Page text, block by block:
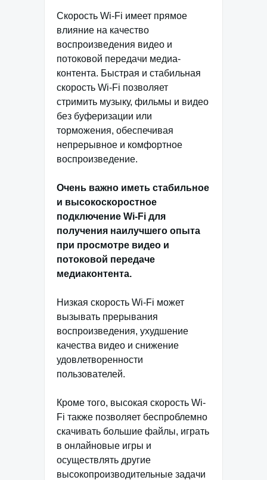
Скорость Wi-Fi имеет прямое
влияние на качество
воспроизведения видео и
потоковой передачи медиа-
контента. Быстрая и стабильная
скорость Wi-Fi позволяет
стримить музыку, фильмы и видео
без буферизации или
торможения, обеспечивая
непрерывное и комфортное
воспроизведение.
Очень важно иметь стабильное
и высокоскоростное
подключение Wi-Fi для
получения наилучшего опыта
при просмотре видео и
потоковой передаче
медиаконтента.
Низкая скорость Wi-Fi может
вызывать прерывания
воспроизведения, ухудшение
качества видео и снижение
удовлетворенности
пользователей.
Кроме того, высокая скорость Wi-
Fi также позволяет беспроблемно
скачивать большие файлы, играть
в онлайновые игры и
осуществлять другие
высокопроизводительные задачи